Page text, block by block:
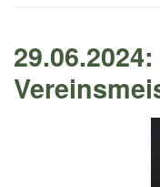
29.06.2024: